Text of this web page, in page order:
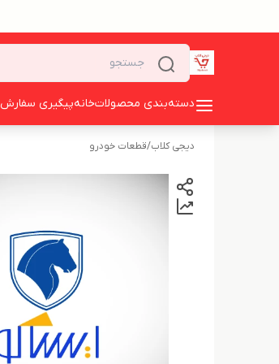
دسته‌بندی محصولاتخانهپیگیری سفارش
دیجی کلاب/قطعات خودرو